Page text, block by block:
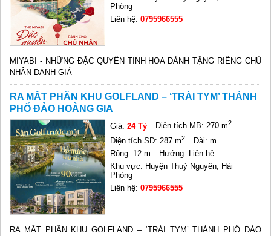
Phòng
Liên hệ:0795966555
MIYABI - NHỮNG ĐẶC QUYỀN TINH HOA DÀNH TẶNG RIÊNG CHỦ
NHÂN DANH GIÁ
RA MẮT PHÂN KHU GOLFLAND – ‘TRÁI TYM’ THÀNH
PHỐ ĐẢO HOÀNG GIA
Giá:24 Tỷ Diện tích MB: 270 m2
Diện tích SD: 287 m2
Dài: m
Rộng: 12 m
Hướng: Liên hệ
Khu vực: Huyện Thuỷ Nguyên, Hải
Phòng
Liên hệ:0795966555
RA MẮT PHÂN KHU GOLFLAND – ‘TRÁI TYM’ THÀNH PHỐ ĐẢO